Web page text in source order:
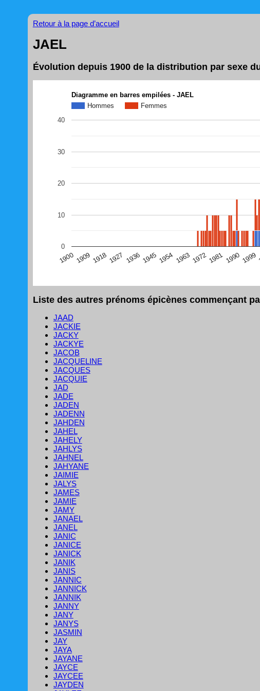
Retour à la page d’accueil
JAEL
Évolution depuis 1900 de la distribution par sexe
Diagramme en barres empilées - JAEL
Hommes
Femmes
1900 1909 1918 1927 1936 1945 1954 1963 19721981 1990 1999
0
10
20
30
40
Liste des autres prénoms épicènes commençant
JAAD
JACKIE
JACKY
JACKYE
JACOB
JACQUELINE
JACQUES
JACQUIE
JAD
JADE
JADEN
JADENN
JAHDEN
JAHEL
JAHELY
JAHLYS
JAHNEL
JAHYANE
JAIMIE
JALYS
JAMES
JAMIE
JAMY
JANAEL
JANEL
JANIC
JANICE
JANICK
JANIK
JANIS
JANNIC
JANNICK
JANNIK
JANNY
JANY
JANYS
JASMIN
JAY
JAYA
JAYANE
JAYCE
JAYCEE
JAYDEN